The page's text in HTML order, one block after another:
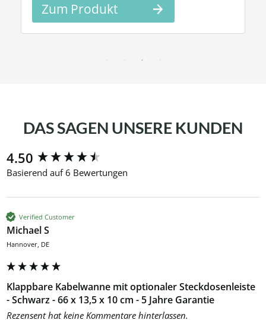
Zum Produkt
DAS SAGEN UNSERE KUNDEN
4.50
Basierend auf 6 Bewertungen
Verified Customer
Michael S
Hannover, DE
Klappbare Kabelwanne mit optionaler Steckdosenleiste
- Schwarz - 66 x 13,5 x 10 cm - 5 Jahre Garantie
Rezensent hat keine Kommentare hinterlassen.
New content loaded